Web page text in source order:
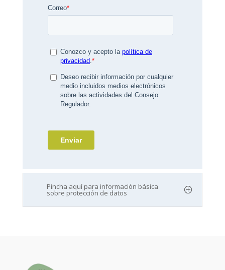
Pincha aquí para información básica
sobre protección de datos